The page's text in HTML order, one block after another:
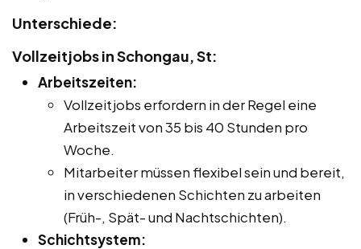
Unterschiede:
Vollzeitjobs in Schongau, St:
Arbeitszeiten:
Vollzeitjobs erfordern in der Regel eine
Arbeitszeit von 35 bis 40 Stunden pro
Woche.
Mitarbeiter müssen flexibel sein und bereit,
in verschiedenen Schichten zu arbeiten
(Früh-, Spät- und Nachtschichten).
Schichtsystem: